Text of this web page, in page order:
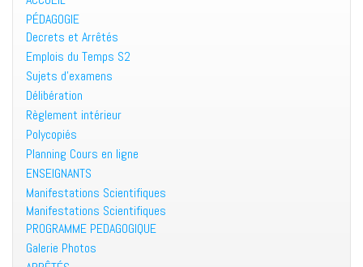
PÉDAGOGIE
Decrets et Arrêtés
Emplois du Temps S2
Sujets d’examens
Délibération
Règlement intérieur
Polycopiés
Planning Cours en ligne
ENSEIGNANTS
Manifestations Scientifiques
Manifestations Scientifiques
PROGRAMME PEDAGOGIQUE
Galerie Photos